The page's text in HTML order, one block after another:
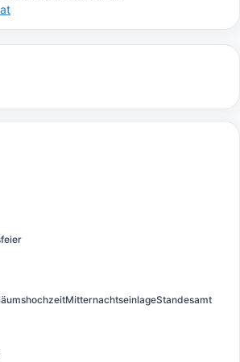
MitternachtseinlageStandesamt